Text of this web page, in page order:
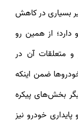
بسیاری در کاهش
از همین رو
متعلقات آن در
ضمن اینکه
بخش‌های پیکره
خودرو نیز